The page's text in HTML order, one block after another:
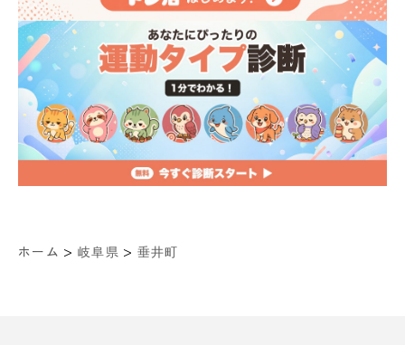
ホーム > 岐阜県 > 垂井町